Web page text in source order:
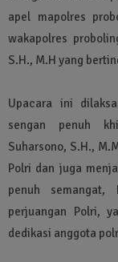
apel mapolres
wakapolres
S.H., M.H yang
Upacara ini
sengan penuh
Suharsono, S.H.,
Polri dan juga
penuh semangat,
perjuangan Polri,
dedikasi anggota